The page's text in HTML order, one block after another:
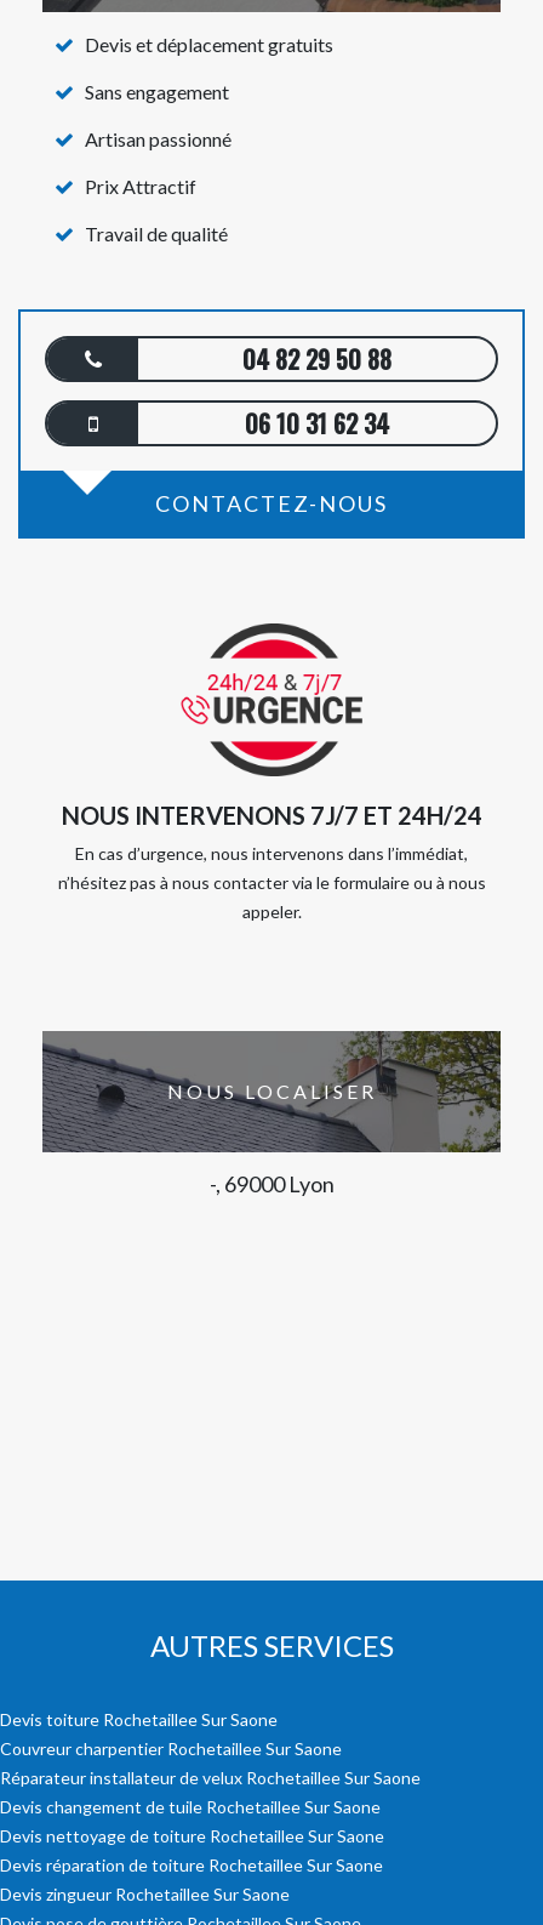
Devis et déplacement gratuits
Sans engagement
Artisan passionné
Prix Attractif
Travail de qualité
04 82 29 50 88
06 10 31 62 34
CONTACTEZ-NOUS
NOUS INTERVENONS 7J/7 ET 24H/24
En cas d’urgence, nous intervenons dans l’immédiat,
n’hésitez pas à nous contacter via le formulaire ou à nous
appeler.
NOUS LOCALISER
-, 69000 Lyon
AUTRES SERVICES
Devis toiture Rochetaillee Sur Saone
Couvreur charpentier Rochetaillee Sur Saone
Réparateur installateur de velux Rochetaillee Sur Saone
Devis changement de tuile Rochetaillee Sur Saone
Devis nettoyage de toiture Rochetaillee Sur Saone
Devis réparation de toiture Rochetaillee Sur Saone
Devis zingueur Rochetaillee Sur Saone